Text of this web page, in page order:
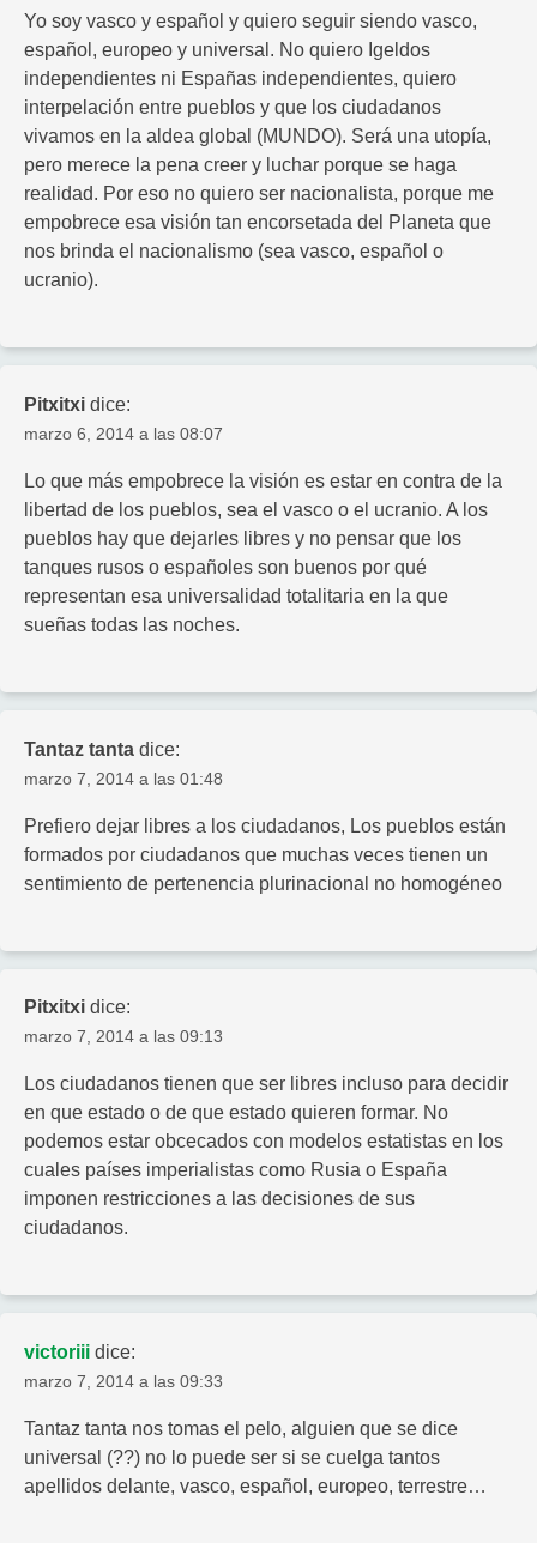
Yo soy vasco y español y quiero seguir siendo vasco,
español, europeo y universal. No quiero Igeldos
independientes ni Españas independientes, quiero
interpelación entre pueblos y que los ciudadanos
vivamos en la aldea global (MUNDO). Será una utopía,
pero merece la pena creer y luchar porque se haga
realidad. Por eso no quiero ser nacionalista, porque me
empobrece esa visión tan encorsetada del Planeta que
nos brinda el nacionalismo (sea vasco, español o
ucranio).
Pitxitxi dice:
marzo 6, 2014 a las 08:07
Lo que más empobrece la visión es estar en contra de la
libertad de los pueblos, sea el vasco o el ucranio. A los
pueblos hay que dejarles libres y no pensar que los
tanques rusos o españoles son buenos por qué
representan esa universalidad totalitaria en la que
sueñas todas las noches.
Tantaz tanta dice:
marzo 7, 2014 a las 01:48
Prefiero dejar libres a los ciudadanos, Los pueblos están
formados por ciudadanos que muchas veces tienen un
sentimiento de pertenencia plurinacional no homogéneo
Pitxitxi dice:
marzo 7, 2014 a las 09:13
Los ciudadanos tienen que ser libres incluso para decidir
en que estado o de que estado quieren formar. No
podemos estar obcecados con modelos estatistas en los
cuales países imperialistas como Rusia o España
imponen restricciones a las decisiones de sus
ciudadanos.
victoriii dice:
marzo 7, 2014 a las 09:33
Tantaz tanta nos tomas el pelo, alguien que se dice
universal (??) no lo puede ser si se cuelga tantos
apellidos delante, vasco, español, europeo, terrestre…